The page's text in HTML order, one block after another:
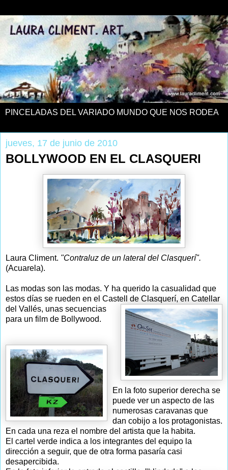
PINCELADAS DEL VARIADO MUNDO QUE NOS RODEA
jueves, 17 de junio de 2010
BOLLYWOOD EN EL CLASQUERI
Laura Climent. "Contraluz de un lateral del Clasquerí".
(Acuarela).
Las modas son las modas. Y ha querido la casualidad que
estos días se rueden en el Castell de Clasquerí, en Catellar
del Vallés, unas secuencias
para un film de Bollywood.
En la foto superior derecha se
puede ver un aspecto de las
numerosas caravanas que
dan cobijo a los protagonistas.
En cada una reza el nombre del artista que la habita.
El cartel verde indica a los integrantes del equipo la
dirección a seguir, que de otra forma pasaría casi
desapercibida.